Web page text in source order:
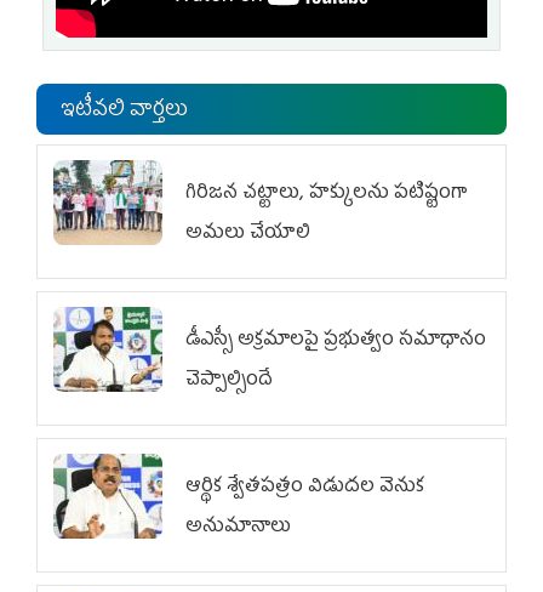
ఇటీవలి వార్తలు
గిరిజన చట్టాలు, హక్కులను పటిష్టంగా
అమలు చేయాలి
డీఎస్సీ అక్రమాలపై ప్రభుత్వం సమాధానం
చెప్పాల్సిందే
ఆర్థిక శ్వేతపత్రం విడుదల వెనుక
అనుమానాలు